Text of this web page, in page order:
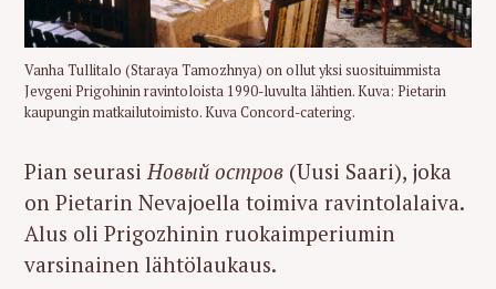
Vanha Tullitalo (Staraya Tamozhnya) on ollut yksi suosituimmista
Jevgeni Prigohinin ravintoloista 1990-luvulta lähtien. Kuva: Pietarin
kaupungin matkailutoimisto. Kuva Concord-catering.
Pian seurasi Новый остров (Uusi Saari), joka
on Pietarin Nevajoella toimiva ravintolalaiva.
Alus oli Prigozhinin ruokaimperiumin
varsinainen lähtölaukaus.